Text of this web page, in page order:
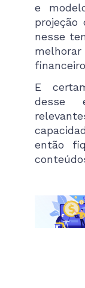
e
nesse
E
desse
então